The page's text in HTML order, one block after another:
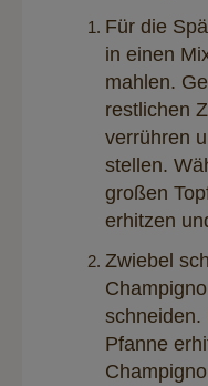
Für die
in einen
mahlen.
restlichen
verrühren
stellen.
großen
erhitzen
Zwiebel
schneiden.
Pfanne